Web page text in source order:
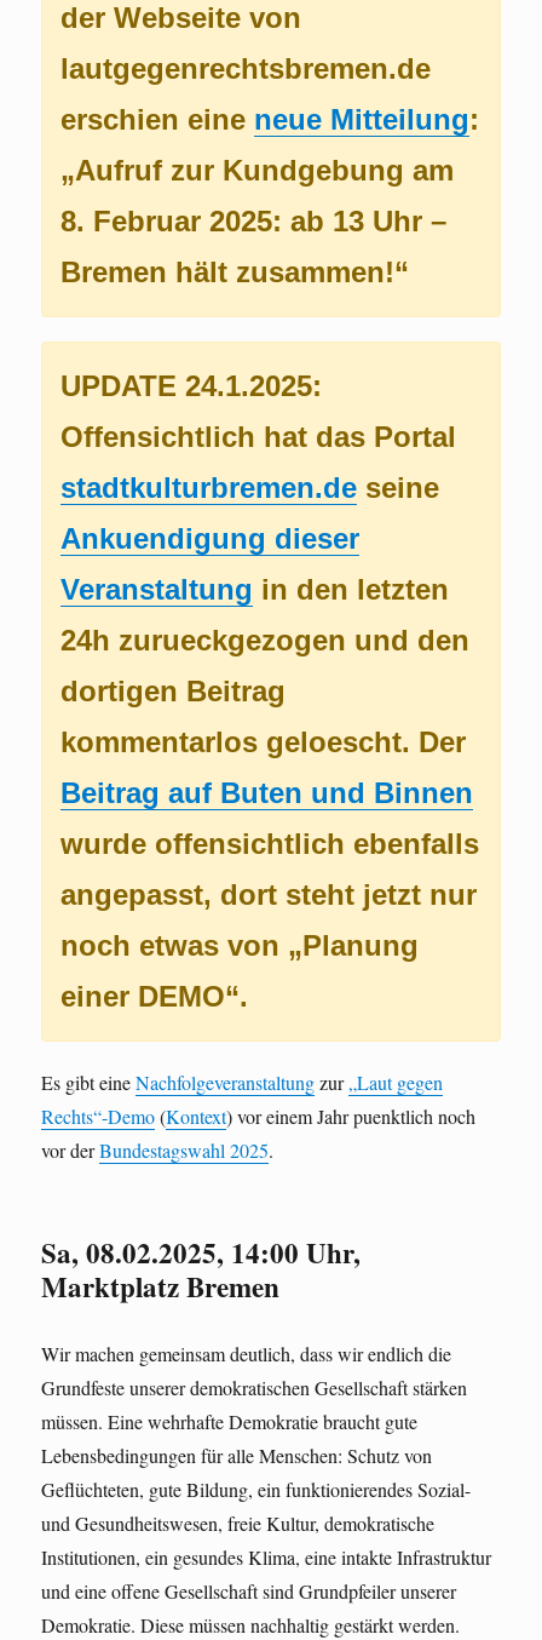
der Webseite von
lautgegenrechtsbremen.de
erschien eine neue Mitteilung:
„Aufruf zur Kundgebung am
8. Februar 2025: ab 13 Uhr –
Bremen hält zusammen!“
UPDATE 24.1.2025:
Offensichtlich hat das Portal
stadtkulturbremen.de seine
Ankuendigung dieser
Veranstaltung in den letzten
24h zurueckgezogen und den
dortigen Beitrag
kommentarlos geloescht. Der
Beitrag auf Buten und Binnen
wurde offensichtlich ebenfalls
angepasst, dort steht jetzt nur
noch etwas von „Planung
einer DEMO“.
Es gibt eineNachfolgeveranstaltungzur„Laut gegen
Rechts“-Demo(Kontext) vor einem Jahr puenktlich noch
vor derBundestagswahl 2025.
Sa, 08.02.2025, 14:00 Uhr,
Marktplatz Bremen
Wir machen gemeinsam deutlich, dass wir endlich die
Grundfeste unserer demokratischen Gesellschaft stärken
müssen. Eine wehrhafte Demokratie braucht gute
Lebensbedingungen für alle Menschen: Schutz von
Geflüchteten, gute Bildung, ein funktionierendes Sozial-
und Gesundheitswesen, freie Kultur, demokratische
Institutionen, ein gesundes Klima, eine intakte Infrastruktur
und eine offene Gesellschaft sind Grundpfeiler unserer
Demokratie. Diese müssen nachhaltig gestärkt werden.